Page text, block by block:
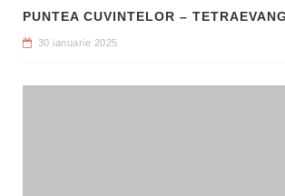
30 ianuarie 2025